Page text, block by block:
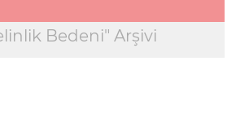
Bedeni" Arşivi